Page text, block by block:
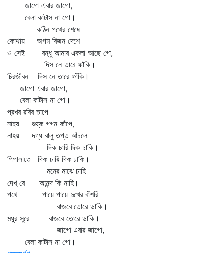
জাগো এবার জাগো,
বেলা কাটাস না গো।
কঠিন পথের শেষে
কোথায় অগম বিজন দেশে
ও সেই বন্ধু আমার একলা আছে গো,
দিস নে তারে ফাঁকি।
চিরজীবন দিস নে তারে ফাঁকি।
জাগো এবার জাগো,
বেলা কাটাস না গো।
প্রখর রবির তাপে
নাহয় শুষ্ক গগন কাঁপে,
নাহয় দগ্ধ বালু তপ্ত আঁচলে
দিক চারি দিক ঢাকি।
পিপাসাতে দিক চারি দিক ঢাকি।
মনের মাঝে চাহি
দেখ্‌ রে আনন্দ কি নাহি।
পথে পায়ে পায়ে দুখের বাঁশরি
বাজবে তোরে ডাকি।
মধুর সুরে বাজবে তোরে ডাকি।
জাগো এবার জাগো,
বেলা কাটাস না গো।